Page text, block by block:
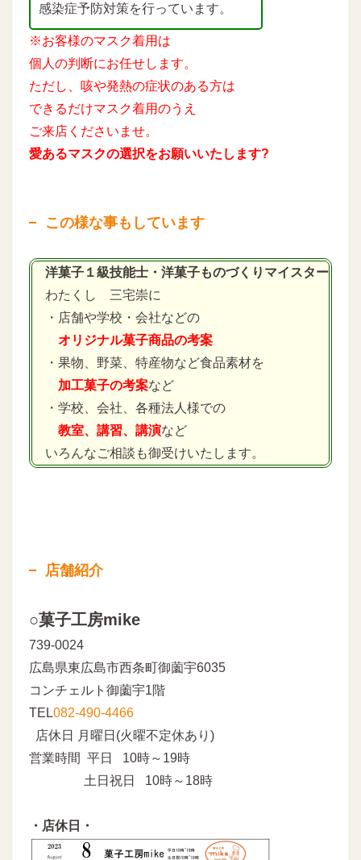
感染症予防対策を行っています。
※お客様のマスク着用は
個人の判断にお任せします。
ただし、咳や発熱の症状のある方は
できるだけマスク着用のうえ
ご来店くださいませ。
愛あるマスクの選択をお願いいたします?
この様な事もしています
洋菓子１級技能士・洋菓子ものづくりマイスター
わたくし 三宅崇に
・店舗や学校・会社などの
オリジナル菓子商品の考案
・果物、野菜、特産物など食品素材を
加工菓子の考案など
・学校、会社、各種法人様での
教室、講習、講演など
いろんなご相談も御受けいたします。
店舗紹介
○菓子工房mike
739-0024
広島県東広島市西条町御薗宇6035
コンチェルト御薗宇1階
TEL082-490-4466
店休日 月曜日(火曜不定休あり)
営業時間 平日 10時～19時
土日祝日 10時～18時
・店休日・